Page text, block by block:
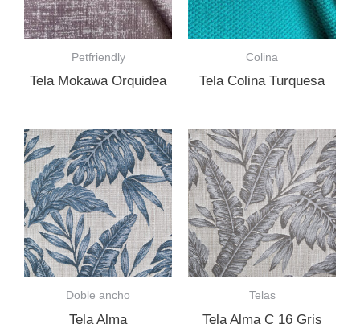
Petfriendly
Tela Mokawa Orquidea
Colina
Tela Colina Turquesa
Doble ancho
Tela Alma
Telas
Tela Alma C 16 Gris